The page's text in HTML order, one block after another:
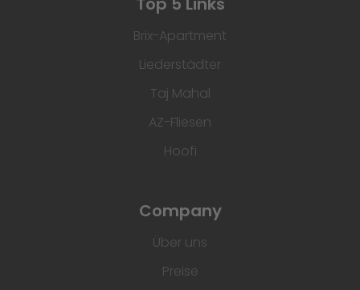
Brix-Apartment
Liederstädter
Taj Mahal
AZ-Fliesen
Hoofi
Company
Über uns
Preise